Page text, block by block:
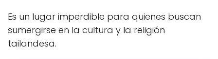
Es un lugar imperdible para quienes buscan
sumergirse en la cultura y la religión
tailandesa.